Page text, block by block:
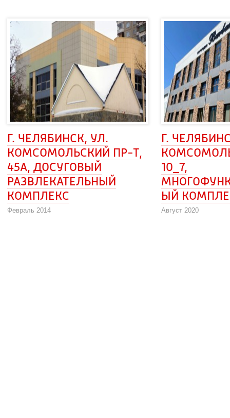
Г. ЧЕЛЯБИНСК, УЛ.
КОМСОМОЛЬСКИЙ ПР-Т,
45А, ДОСУГОВЫЙ
РАЗВЛЕКАТЕЛЬНЫЙ
КОМПЛЕКС
Февраль 2014
Г.
10_7,
ЫЙ
Август 2020